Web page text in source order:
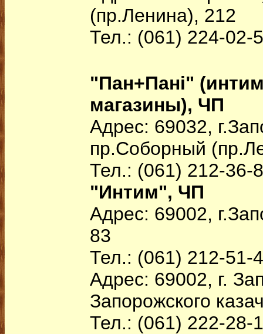
(пр.Ленина), 212
Тел.: (061) 224-02-
"Пан+Пані"
магазины), ЧП
Адрес: 69032,
пр.Соборный
Тел.: (061) 212-36-
"Интим", ЧП
Адрес: 69002,
83
Тел.: (061) 212-51-
Адрес: 69002, г.
Запорожского
Тел.: (061) 222-28-